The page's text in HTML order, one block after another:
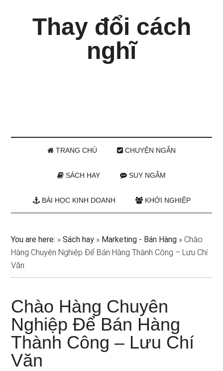
Thay đổi cách
nghĩ
TRANG CHỦ CHUYỆN NGẮN
SÁCH HAY SUY NGẪM
BÀI HỌC KINH DOANH KHỞI NGHIỆP
You are here: »Sách hay » Marketing - Bán Hàng » Chào
Hàng Chuyên Nghiệp Để Bán Hàng Thành Công – Lưu Chí
Văn
Chào Hàng Chuyên
Nghiệp Để Bán Hàng
Thành Công – Lưu Chí
Văn